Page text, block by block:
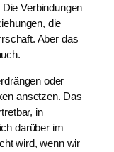
Verbindungen
die
Aber das
oder
ansetzen. Das
in
darüber im
wird, wenn wir